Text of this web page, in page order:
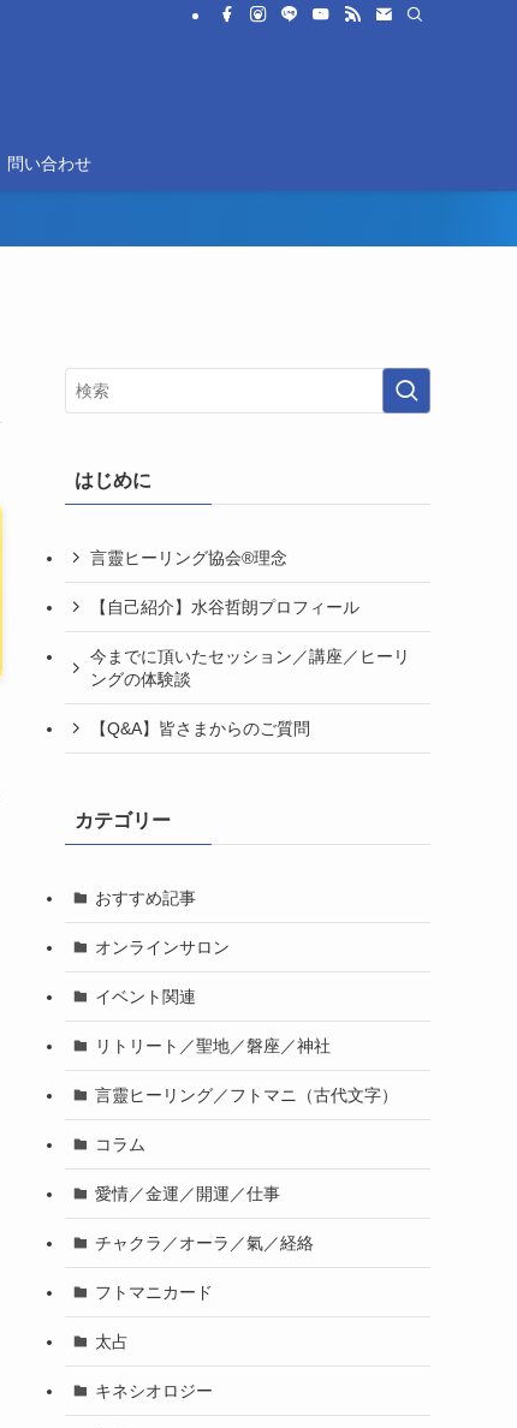
問い合わせ
はじめに
言靈ヒーリング協会®理念
【自己紹介】水谷哲朗プロフィール
今までに頂いたセッション／講座／ヒーリ
ングの体験談
【Q&A】皆さまからのご質問
カテゴリー
おすすめ記事
オンラインサロン
イベント関連
リトリート／聖地／磐座／神社
言靈ヒーリング／フトマニ（古代文字）
コラム
愛情／金運／開運／仕事
チャクラ／オーラ／氣／経絡
フトマニカード
太占
キネシオロジー